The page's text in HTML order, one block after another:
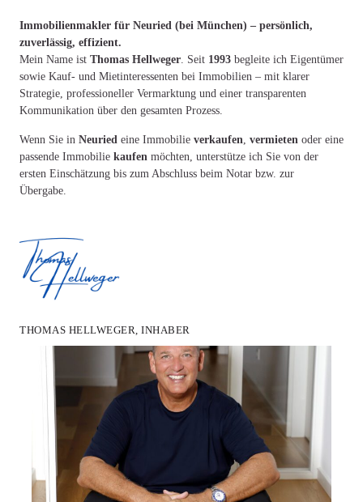
Immobilienmakler für Neuried (bei München) – persönlich,
zuverlässig, effizient.
Mein Name ist Thomas Hellweger. Seit 1993 begleite ich Eigentümer
sowie Kauf- und Mietinteressenten bei Immobilien – mit klarer
Strategie, professioneller Vermarktung und einer transparenten
Kommunikation über den gesamten Prozess.
Wenn Sie in Neuried eine Immobilie verkaufen vermieten oder eine
passende Immobilie kaufen möchten, unterstütze ich Sie von der
ersten Einschätzung bis zum Abschluss beim Notar bzw. zur
Übergabe.
THOMAS HELLWEGER, INHABER